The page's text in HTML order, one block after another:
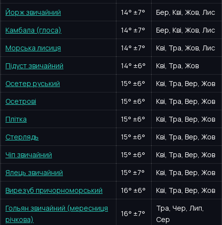
Йорж звичайний
14° ±7°
Бер, Кві, Жов, Лис
Камбала (глоса)
14° ±7°
Бер, Кві, Жов, Лис
Морська лисиця
14° ±7°
Кві, Тра, Жов, Лис
Підуст звичайний
14° ±6°
Кві, Тра, Жов
Осетер руський
15° ±6°
Кві, Тра, Вер, Жов
Осетрові
15° ±6°
Кві, Тра, Вер, Жов
Плітка
15° ±6°
Кві, Тра, Вер, Жов
Стерлядь
15° ±6°
Кві, Тра, Вер, Жов
Чіп звичайний
15° ±6°
Кві, Тра, Вер, Жов
Ялець звичайний
15° ±7°
Кві, Тра, Вер, Жов
Вирезуб причорноморський
16° ±6°
Кві, Тра, Вер, Жов
Гольян звичайний (мересниця
річкова)
16° ±7°
Тра, Чер, Лип,
Сер